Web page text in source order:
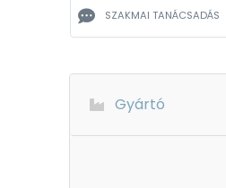
SZAKMAI TANÁCSADÁS
Gyártó